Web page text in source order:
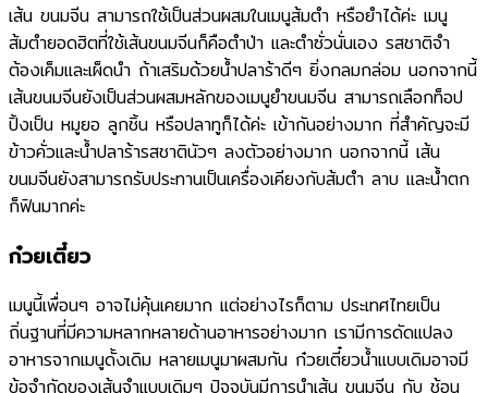
เส้น ขนมจีน สามารถใช้เป็นส่วนผสมในเมนูส้มตำ หรือยำได้ค่ะ เมนู
ส้มตำยอดฮิตที่ใช้เส้นขนมจีนก็คือตำป่า และตำซั่วนั่นเอง รสชาติจำ
ต้องเค็มและเผ็ดนำ ถ้าเสริมด้วยน้ำปลาร้าดีๆ ยิ่งกลมกล่อม นอกจากนี้
เส้นขนมจีนยังเป็นส่วนผสมหลักของเมนูยำขนมจีน สามารถเลือกท็อป
ปิ้งเป็น หมูยอ ลูกชิ้น หรือปลาทูก็ได้ค่ะ เข้ากันอย่างมาก ที่สำคัญจะมี
ข้าวคั่วและน้ำปลาร้ารสชาตินัวๆ ลงตัวอย่างมาก นอกจากนี้ เส้น
ขนมจีนยังสามารถรับประทานเป็นเครื่องเคียงกับส้มตำ ลาบ และน้ำตก
ก็ฟินมากค่ะ
ก๋วยเตี๋ยว
เมนูนี้เพื่อนๆ อาจไม่คุ้นเคยมาก แต่อย่างไรก็ตาม ประเทศไทยเป็น
ถิ่นฐานที่มีความหลากหลายด้านอาหารอย่างมาก เรามีการดัดแปลง
อาหารจากเมนูดั้งเดิม หลายเมนูมาผสมกัน ก๋วยเตี๋ยวน้ำแบบเดิมอาจมี
ข้อจำกัดของเส้นจำแบบเดิมๆ ปัจจุบันมีการนำเส้น ขนมจีน กับ ช้อน